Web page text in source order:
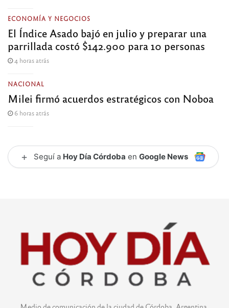
ECONOMÍA Y NEGOCIOS
El Índice Asado bajó en julio y preparar una
parrillada costó $142.900 para 10 personas
4 horas atrás
NACIONAL
Milei firmó acuerdos estratégicos con Noboa
6 horas atrás
+ Seguí a Hoy Día Córdoba en Google News